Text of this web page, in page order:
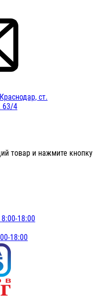
ст.
63/4
товар и нажмите кнопку
18:00
18:00